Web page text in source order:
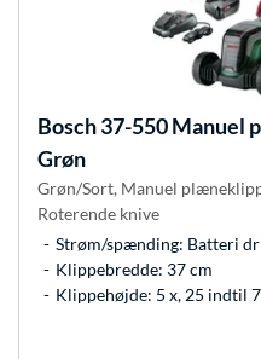
Bosch37-550 Manuel
Grøn
Grøn/Sort, Manuel
Roterende knive
Strøm/spænding: Batteri
Klippebredde: 37 cm
Klippehøjde: 5 x, 25 indtil